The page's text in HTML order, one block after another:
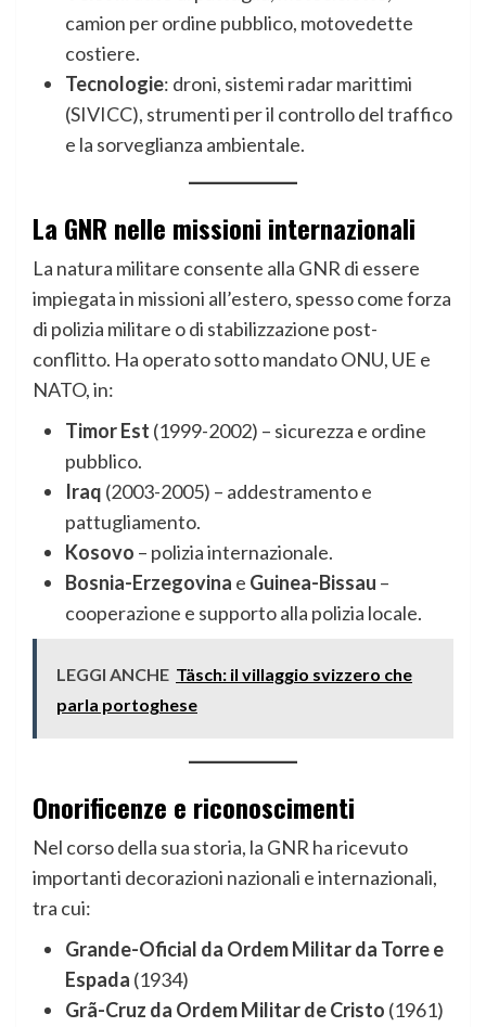
camion per ordine pubblico, motovedette
costiere.
Tecnologie: droni, sistemi radar marittimi
(SIVICC), strumenti per il controllo del traffico
e la sorveglianza ambientale.
La GNR nelle missioni internazionali
La natura militare consente alla GNR di essere
impiegata in missioni all’estero, spesso come forza
di polizia militare o di stabilizzazione post-
conflitto. Ha operato sotto mandato ONU, UE e
NATO, in:
Timor Est (1999-2002) – sicurezza e ordine
pubblico.
Iraq (2003-2005) – addestramento e
pattugliamento.
Kosovo – polizia internazionale.
Bosnia-Erzegovina e Guinea-Bissau –
cooperazione e supporto alla polizia locale.
LEGGI ANCHE Täsch: il villaggio svizzero che
parla portoghese
Onorificenze e riconoscimenti
Nel corso della sua storia, la GNR ha ricevuto
importanti decorazioni nazionali e internazionali,
tra cui:
Grande-Oficial da Ordem Militar da Torre e
Espada (1934)
Grã-Cruz da Ordem Militar de Cristo (1961)